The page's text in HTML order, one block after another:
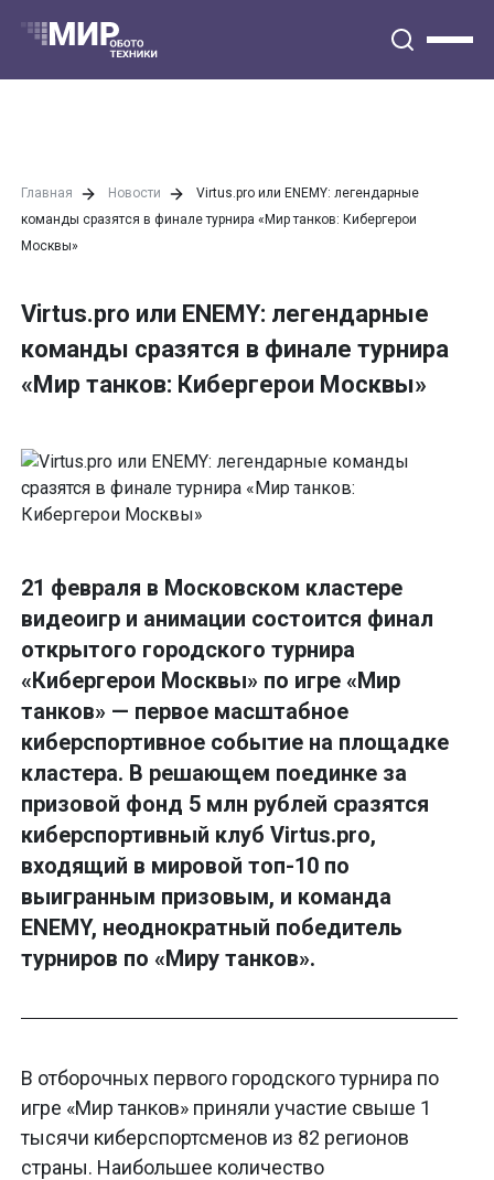
Главная Новости
Virtus.pro или ENEMY: легендарные
команды сразятся в финале турнира «Мир танков: Кибергерои
Москвы»
Virtus.pro или ENEMY: легендарные
команды сразятся в финале турнира
«Мир танков: Кибергерои Москвы»
21 февраля в Московском кластере
видеоигр и анимации состоится финал
открытого городского турнира
«Кибергерои Москвы» по игре «Мир
танков» — первое масштабное
киберспортивное событие на площадке
кластера. В решающем поединке за
призовой фонд 5 млн рублей сразятся
киберспортивный клуб Virtus.pro,
входящий в мировой топ-10 по
выигранным призовым, и команда
ENEMY, неоднократный победитель
турниров по «Миру танков».
В отборочных первого городского турнира по
игре «Мир танков» приняли участие свыше 1
тысячи киберспортсменов из 82 регионов
страны. Наибольшее количество